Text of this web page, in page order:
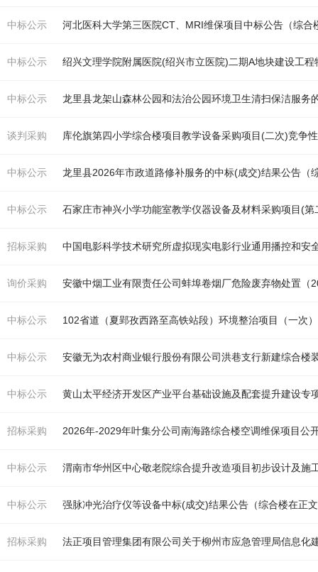
中标公示 河北医科大学第三医院CT、MRI维保项目中标公告（综合
中标公示
中标公示 龙里县龙架山森林公园和法治公园环境卫生清扫保洁服务
谈判采购 库伦旗第四小学综合楼项目教学设备采购项目(二次)竞争
中标公示 龙里县2026年市政道路修补服务的中标(成交)结果公告（
中标公示 石家庄市神兴小学功能室教学仪器设备及材料采购项目(
招标采购 中国电影科学技术研究所虚拟现实电影行业通用播控和安
询价采购 安徽中烟工业有限责任公司蚌埠卷烟厂危险废弃物处置（
中标公示 102省道（夏郢孜西路至高铁站段）环境整治项目（一次
中标公示 安徽无为农村商业银行股份有限公司洪巷支行新建综合楼
中标公示 黄山太平经济开发区产业平台基础设施及配套提升建设专
招标采购 2026年-2029年叶集分公司南海路综合楼空调维保项目公
中标公示 渭南市华州区中心敬老院综合提升改造项目初步设计及施
中标公示 强脉冲光治疗仪等设备中标(成交)结果公告（综合楼在正
招标采购 法正项目管理集团有限公司关于柳州市应急管理局信息化